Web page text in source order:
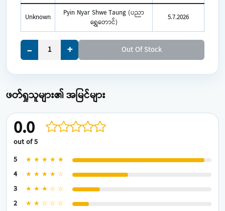
Unknown
Pyin Nyar Shwe Taung (ပညာ
ရွှေတောင်)
5.7.2026
- + Out Of Stock
ဖတ်ရှုသူများ၏ အမြင်များ
0.0
out of 5
5
★ ★ ★ ★ ★
4 ★ ★ ★ ★ ☆
3 ★ ★ ★ ☆ ☆
2 ★ ★ ☆ ☆ ☆